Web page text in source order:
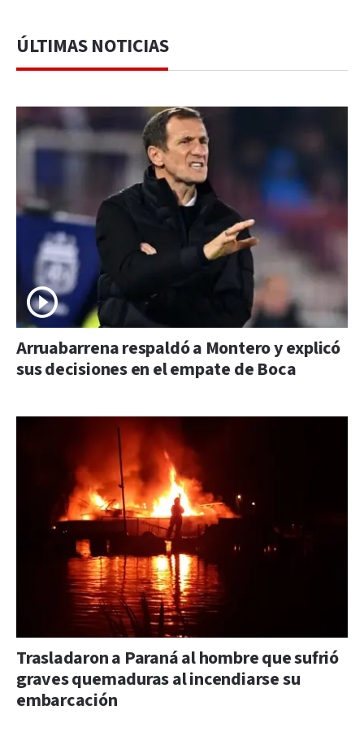
ÚLTIMAS NOTICIAS
Arruabarrena respaldó a Montero y explicó
sus decisiones en el empate de Boca
Trasladaron a Paraná al hombre que sufrió
graves quemaduras al incendiarse su
embarcación